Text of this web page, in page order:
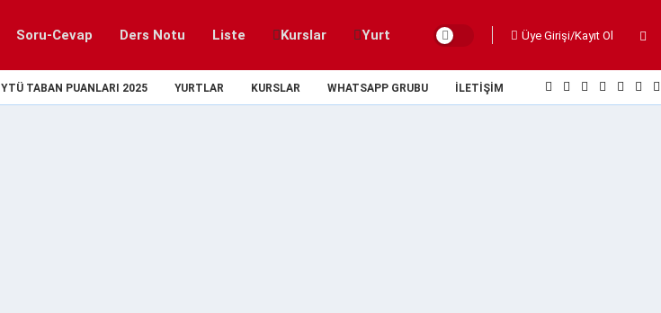
Soru-Cevap Ders Notu Liste Kurslar Yurt Üye Girişi/Kayıt Ol
YTÜ TABAN PUANLARI 2025 YURTLAR KURSLAR WHATSAPP GRUBU İLETIŞIM